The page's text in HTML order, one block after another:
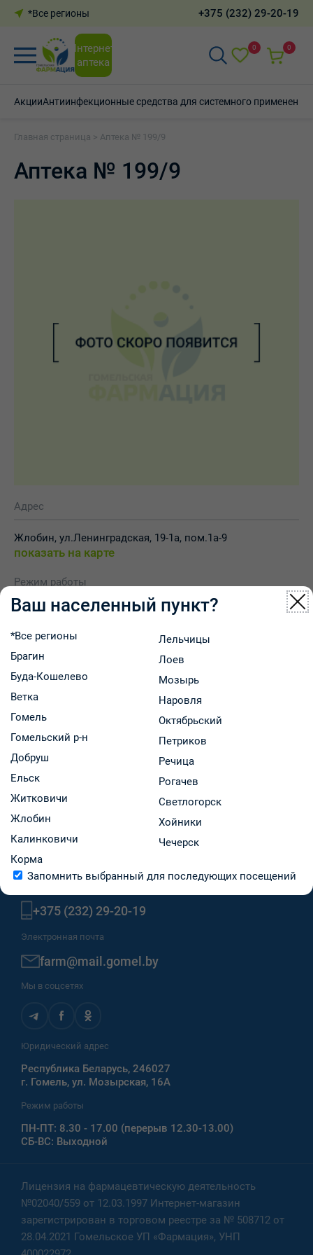
*Все регионы +375 (232) 29-20-19
Интернет-
аптека
0 0
АкцииАнтиинфекционные средства для системного применения
Главная страница > Аптека № 199/9
Аптека № 199/9
Адрес
Жлобин, ул.Ленинградская, 19-1а, пом.1а-9
показать на карте
Режим работы
Вторник-суббота: 9.30-18.00 (перерыв 13.30-14.00)
Воскресенье-понедельник: выходной
Свойства
Телефон
+375 (232) 29-20-19
Электронная почта
farm@mail.gomel.by
Мы в соцсетях
Юридический адрес
Республика Беларусь, 246027
г. Гомель, ул. Мозырская, 16А
Режим работы
ПН-ПТ: 8.30 - 17.00 (перерыв 12.30-13.00)
СБ-ВС: Выходной
Лицензия на фармацевтическую деятельность
№02040/559 от 12.03.1997 Интернет-магазин
зарегистрирован в торговом реестре за № 508712 от
28.04.2021 Гомельское УП «Фармация», УНП
Ваш населенный пункт?
*Все регионы
Брагин
Буда-Кошелево
Ветка
Гомель
Гомельский р-н
Добруш
Ельск
Житковичи
Жлобин
Калинковичи
Корма
Лельчицы
Лоев
Мозырь
Наровля
Октябрьский
Петриков
Речица
Рогачев
Светлогорск
Хойники
Чечерск
Запомнить выбранный для последующих посещений